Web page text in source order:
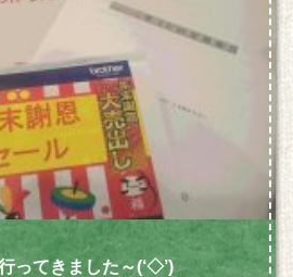
ってきました～(‘◇’)ゞ